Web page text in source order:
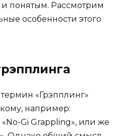
понятым. Рассмотрим
особенности этого
«Грэпплинг»
например:
Gi Grappling», или же